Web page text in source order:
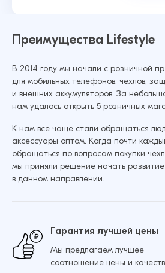
Преимущества Lifestyle
В 2014 году мы начали с розничной
для мобильных телефонов: чехлов,
и внешних аккумуляторов. За
нам удалось открыть 5 розничных
К нам все чаще стали обращаться
аксессуары оптом. Когда почти
обращаться по вопросам покупки
мы приняли решение начать
в данном направлении.
Гарантия лучшей цены
Мы предлагаем лучшее
соотношение цены и